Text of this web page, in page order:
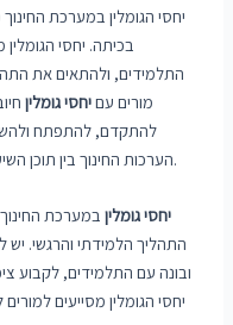
יחסי הגומלין במערכת
בכיתה. יחסי
התלמידים, ולהתאים את
מורים עםיחסי גומלין
להתקדם, להתפתח
הערכות החינוך בין תוכן השיעור לבין מציאות הילדים בצורה מבטאת יותר.
יחסי גומליןבמערכת החינוך
התהליך הלמידתי והרגשי. יש
ובונה עם התלמידים, לקבוע
יחסי הגומלין מסייעים